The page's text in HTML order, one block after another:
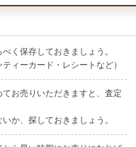
く保存しておきましょう。
ティーカード・レシートなど）
お売りいただきますと、査定
か、探しておきましょう。